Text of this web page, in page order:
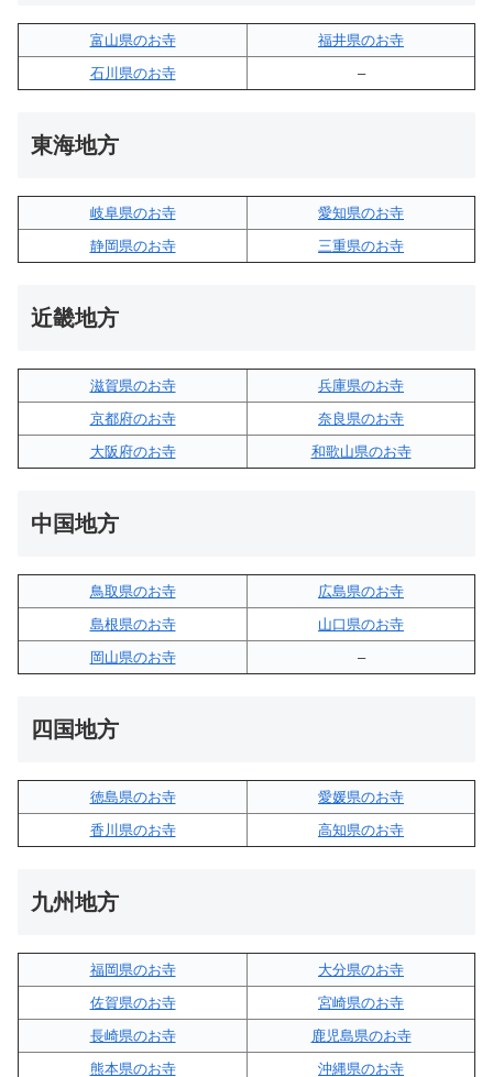
富山県のお寺
福井県のお寺
石川県のお寺
–
東海地方
岐阜県のお寺
愛知県のお寺
静岡県のお寺
三重県のお寺
近畿地方
滋賀県のお寺
兵庫県のお寺
京都府のお寺
奈良県のお寺
大阪府のお寺
和歌山県のお寺
中国地方
鳥取県のお寺
広島県のお寺
島根県のお寺
山口県のお寺
岡山県のお寺
–
四国地方
徳島県のお寺
愛媛県のお寺
香川県のお寺
高知県のお寺
九州地方
福岡県のお寺
大分県のお寺
佐賀県のお寺
宮崎県のお寺
長崎県のお寺
鹿児島県のお寺
熊本県のお寺
沖縄県のお寺